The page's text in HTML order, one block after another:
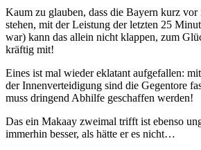
Kaum zu glauben, dass die Bayern kurz
stehen, mit der Leistung der letzten 25
war) kann das allein nicht klappen, zum
kräftig mit!
Eines ist mal wieder eklatant aufgefallen:
der Innenverteidigung sind die Gegentore
muss dringend Abhilfe geschaffen werden!
Das ein Makaay zweimal trifft ist ebenso
immerhin besser, als hätte er es nicht…